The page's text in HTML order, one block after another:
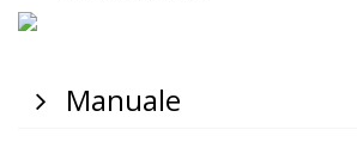
Manuale